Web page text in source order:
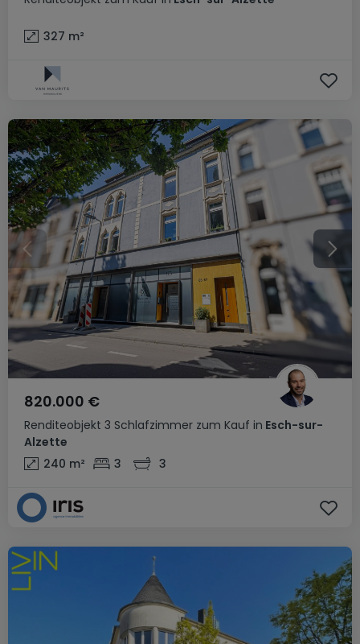
327 m²
Renditeobjekt 3 Schlafzimmer zum Kauf in Esch-sur-
Alzette
820.000 €
240 m² 3 3